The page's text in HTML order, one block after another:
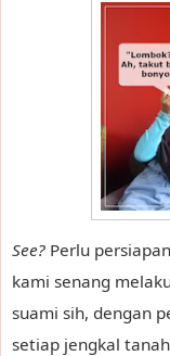
See? Perlu
kami senang
suami sih, dengan
setiap jengkal